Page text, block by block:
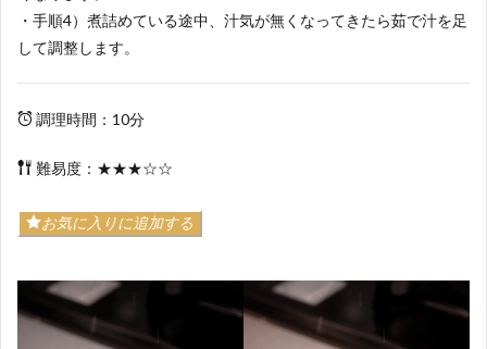
・手順4）煮詰めている途中、汁気が無くなってきたら茹で汁を足
して調整します。
調理時間：10分
難易度：★★★☆☆
お気に入りに追加する